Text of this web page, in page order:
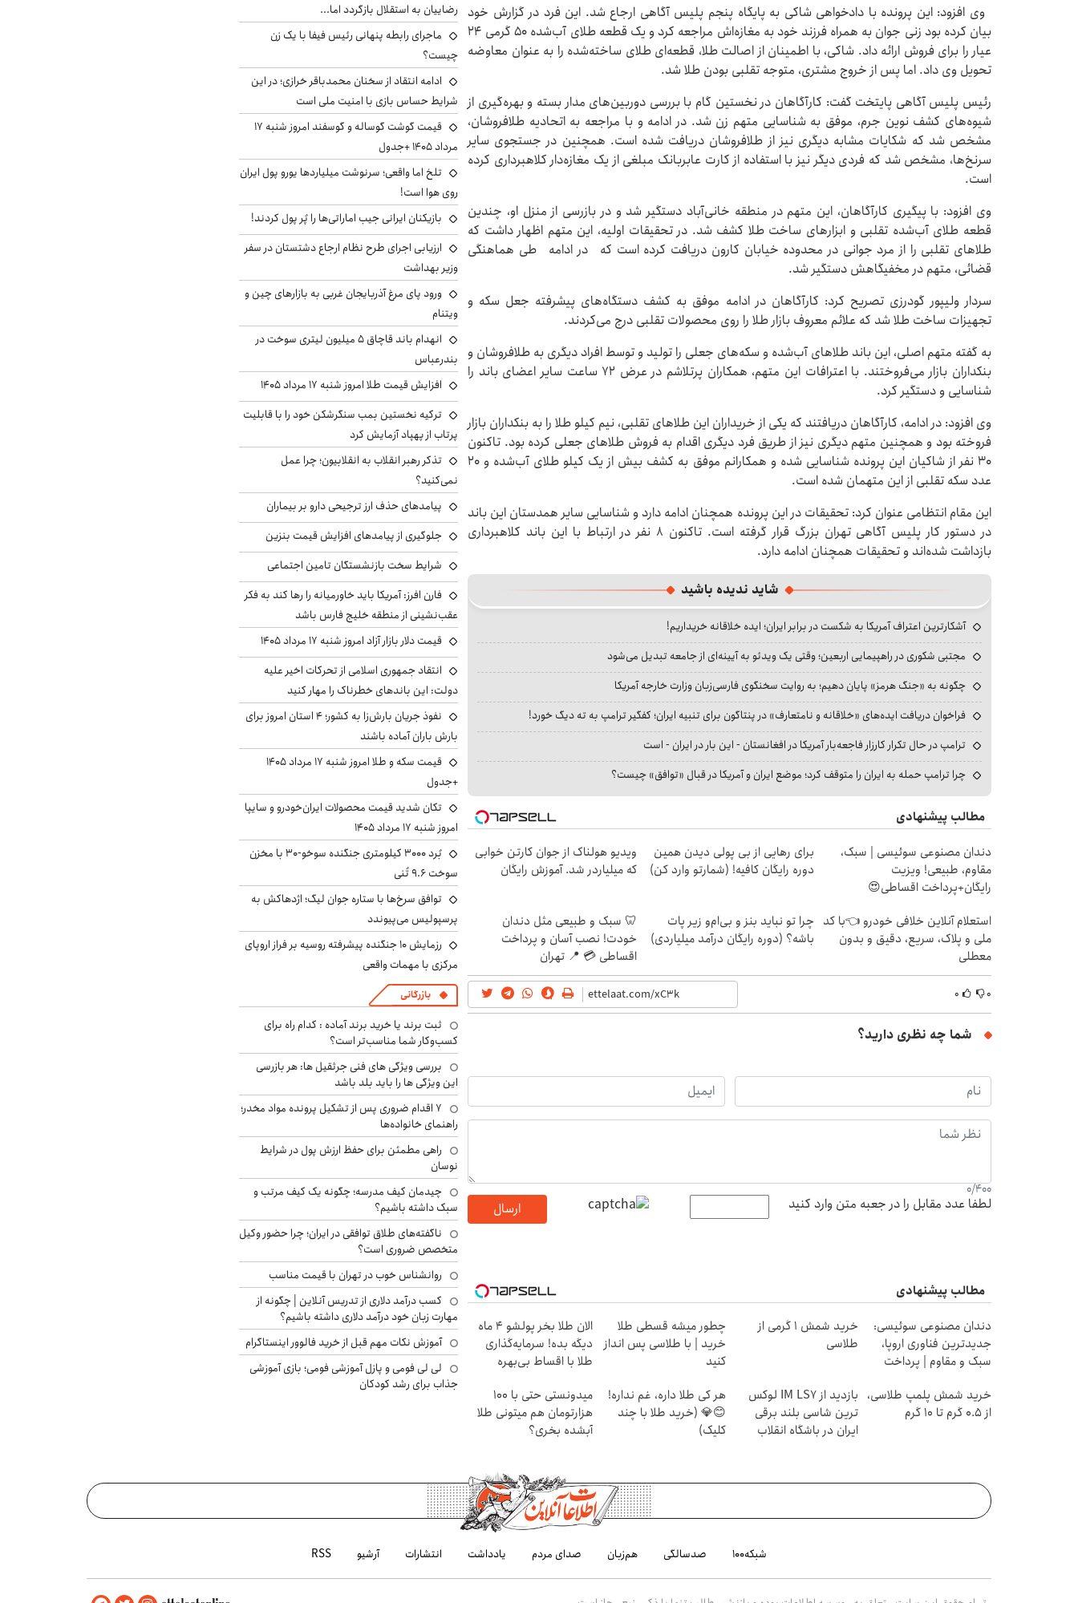
وی افزود: این پرونده با دادخواهی شاکی به پایگاه پنجم پلیس آگاهی ارجاع شد. این فرد در گزارش خود
بیان کرده بود زنی جوان به همراه فرزند خود به مغازه‌اش مراجعه کرد و یک قطعه طلای آب‌شده 50 گرمی 24
عیار را برای فروش ارائه داد. شاکی، با اطمینان از اصالت طلا، قطعه‌ای طلای ساخته‌شده را به عنوان معاوضه
تحویل وی داد. اما پس از خروج مشتری، متوجه تقلبی بودن طلا شد.
رئیس پلیس آگاهی پایتخت گفت: کارآگاهان در نخستین گام با بررسی دوربین‌های مدار بسته و بهره‌گیری از
شیوه‌های کشف نوین جرم، موفق به شناسایی متهم زن شد. در ادامه و با مراجعه به اتحادیه طلافروشان،
مشخص شد که شکایات مشابه دیگری نیز از طلافروشان دریافت شده است. همچنین در جستجوی سایر
سرنخ‌ها، مشخص شد که فردی دیگر نیز با استفاده از کارت عابربانک مبلغی از یک مغازه‌دار کلاهبرداری کرده
است.
وی افزود: با پیگیری کارآگاهان، این متهم در منطقه خانی‌آباد دستگیر شد و در بازرسی از منزل او، چندین
قطعه طلای آب‌شده تقلبی و ابزارهای ساخت طلا کشف شد. در تحقیقات اولیه، این متهم اظهار داشت که
طلاهای تقلبی را از مرد جوانی در محدوده خیابان کارون دریافت کرده است که در ادامه طی هماهنگی
قضائی، متهم در مخفیگاهش دستگیر شد.
سردار ولیپور گودرزی تصریح کرد: کارآگاهان در ادامه موفق به کشف دستگاه‌های پیشرفته جعل سکه و
تجهیزات ساخت طلا شد که علائم معروف بازار طلا را روی محصولات تقلبی درج می‌کردند.
به گفته متهم اصلی، این باند طلاهای آب‌شده و سکه‌های جعلی را تولید و توسط افراد دیگری به طلافروشان و
بنکداران بازار می‌فروختند. با اعترافات این متهم، همکاران پرتلاشم در عرض 72 ساعت سایر اعضای باند را
شناسایی و دستگیر کرد.
وی افزود: در ادامه، کارآگاهان دریافتند که یکی از خریداران این طلاهای تقلبی، نیم کیلو طلا را به بنکداران بازار
فروخته بود و همچنین متهم دیگری نیز از طریق فرد دیگری اقدام به فروش طلاهای جعلی کرده بود. تاکنون
30 نفر از شاکیان این پرونده شناسایی شده و همکارانم موفق به کشف بیش از یک کیلو طلای آب‌شده و 20
عدد سکه تقلبی از این متهمان شده است.
این مقام انتظامی عنوان کرد: تحقیقات در این پرونده همچنان ادامه دارد و شناسایی سایر همدستان این باند
در دستور کار پلیس آگاهی تهران بزرگ قرار گرفته است. تاکنون 8 نفر در ارتباط با این باند کلاهبرداری
بازداشت شده‌اند و تحقیقات همچنان ادامه دارد.
شاید ندیده باشید
آشکارترین اعتراف آمریکا به شکست در برابر ایران؛ ایده خلاقانه خریداریم!
مجتبی شکوری در راهپیمایی اربعین؛ وقتی یک ویدئو به آیینه‌ای از جامعه تبدیل می‌شود
چگونه به «جنگ هرمز» پایان دهیم؛ به روایت سخنگوی فارسی‌زبان وزارت خارجه آمریکا
فراخوان دریافت ایده‌های «خلاقانه و نامتعارف» در پنتاگون برای تنبیه ایران؛ کفگیر ترامپ به ته دیگ خورد!
ترامپ در حال تکرار کارزار فاجعه‌بار آمریکا در افغانستان - این بار در ایران - است
چرا ترامپ حمله به ایران را متوقف کرد؛ موضع ایران و آمریکا در قبال «توافق» چیست؟
مطالب پیشنهادی
دندان مصنوعی سوئیسی | سبک،
مقاوم، طبیعی! ویزیت
رایگان+پرداخت اقساطی😍
برای رهایی از بی پولی دیدن همین
دوره رایگان کافیه! (شمارتو وارد کن)
ویدیو هولناک از جوان کارتن خوابی
که میلیاردر شد. آموزش رایگان
استعلام آنلاین خلافی خودرو 👈با کد
ملی و پلاک، سریع، دقیق و بدون
معطلی
چرا تو نباید بنز و بی‌ام‌و زیر پات
باشه؟ (دوره رایگان درآمد میلیاردی)
🦷 سبک و طبیعی مثل دندان
خودت! نصب آسان و پرداخت
اقساطی 💳 📍 تهران
۰ ۰
شما چه نظری دارید؟
0/400
لطفا عدد مقابل را در جعبه متن وارد کنید ارسال
مطالب پیشنهادی
دندان مصنوعی سوئیسی:
جدیدترین فناوری اروپا،
سبک و مقاوم | پرداخت
خرید شمش 1 گرمی از
طلاسی
چطور میشه قسطی طلا
خرید | با طلاسی پس انداز
کنید
الان طلا بخر پولشو 4 ماه
دیگه بده! سرمایه‌گذاری
طلا با اقساط بی‌بهره
خرید شمش پلمپ طلاسی،
از ۰.۵ گرم تا ۱۰ گرم
بازدید از IM LS7 لوکس
ترین شاسی بلند برقی
ایران در باشگاه انقلاب
هر کی طلا داره، غم نداره!
😊💎 (خرید طلا با چند
کلیک)
میدونستی حتی با ۱۰۰
هزارتومان هم میتونی طلا
آبشده بخری؟
رضاییان به استقلال بازگردد اما...
ماجرای رابطه پنهانی رئیس فیفا با یک زن
چیست؟
ادامه انتقاد از سخنان محمدباقر خرازی؛ در این
شرایط حساس بازی با امنیت ملی است
قیمت گوشت گوساله و گوسفند امروز شنبه ۱۷
مرداد ۱۴۰۵ +جدول
تلخ اما واقعی؛ سرنوشت میلیاردها یورو پول ایران
روی هوا است!
بازیکنان ایرانی جیب اماراتی‌ها را پُر پول کردند!
ارزیابی اجرای طرح نظام ارجاع دشتستان در سفر
وزیر بهداشت
ورود پای مرغ آذربایجان غربی به بازارهای چین و
ویتنام
انهدام باند قاچاق ۵ میلیون لیتری سوخت در
بندرعباس
افزایش قیمت طلا امروز شنبه ۱۷ مرداد ۱۴۰۵
ترکیه نخستین بمب سنگرشکن خود را با قابلیت
پرتاب از پهپاد آزمایش کرد
تذکر رهبر انقلاب به انقلابیون؛ چرا عمل
نمی‌کنید؟
پیامدهای حذف ارز ترجیحی دارو بر بیماران
جلوگیری از پیامدهای افزایش قیمت بنزین
شرایط سخت بازنشستگان تامین اجتماعی
فارن افرز: آمریکا باید خاورمیانه را رها کند به فکر
عقب‌نشینی از منطقه خلیج فارس باشد
قیمت دلار بازار آزاد امروز شنبه ۱۷ مرداد ۱۴۰۵
انتقاد جمهوری اسلامی از تحرکات اخیر علیه
دولت: این باندهای خطرناک را مهار کنید
نفوذ جریان بارش‌زا به کشور؛ ۴ استان امروز برای
بارش باران آماده باشند
قیمت سکه و طلا امروز شنبه ۱۷ مرداد ۱۴۰۵
+جدول
تکان شدید قیمت محصولات ایران‌خودرو و سایپا
امروز شنبه ۱۷ مرداد ۱۴۰۵
بُرد ۳۰۰۰ کیلومتری جنگنده سوخو-۳۰ با مخزن
سوخت ۹.۶ تُنی
توافق سرخ‌ها با ستاره جوان لیگ؛ اژدهاکش به
پرسپولیس می‌پیوندد
رزمایش ۱۰ جنگنده پیشرفته روسیه بر فراز اروپای
مرکزی با مهمات واقعی
بازرگانی
ثبت برند یا خرید برند آماده : کدام راه برای
کسب‌وکار شما مناسب‌تر است؟
بررسی ویژگی های فنی جرثقیل ها: هر بازرسی
این ویژگی ها را باید بلد باشد
۷ اقدام ضروری پس از تشکیل پرونده مواد مخدر؛
راهنمای خانواده‌ها
راهی مطمئن برای حفظ ارزش پول در شرایط
نوسان
چیدمان کیف مدرسه؛ چگونه یک کیف مرتب و
سبک داشته باشیم؟
ناگفته‌های طلاق توافقی در ایران؛ چرا حضور وکیل
متخصص ضروری است؟
روانشناس خوب در تهران با قیمت مناسب
کسب درآمد دلاری از تدریس آنلاین | چگونه از
مهارت زبان خود درآمد دلاری داشته باشیم؟
آموزش نکات مهم قبل از خرید فالوور اینستاگرام
لی لی فومی و پازل آموزشی فومی؛ بازی آموزشی
جذاب برای رشد کودکان
شبکه۱۰۰ صدسالگی هم‌زبان صدای مردم یادداشت انتشارات آرشیو RSS